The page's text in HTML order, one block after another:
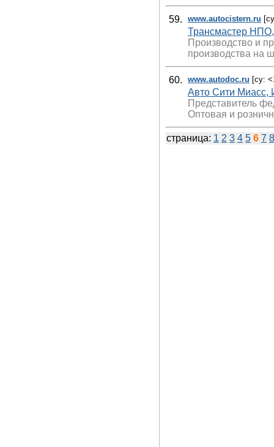
59. www.autocistern.ru
Трансмастер
Производство и
производства на
60. www.autodoc.ru [cy:
Авто Сити
Представитель
Оптовая и
страница: 1 2 3 4 5 6 7 8